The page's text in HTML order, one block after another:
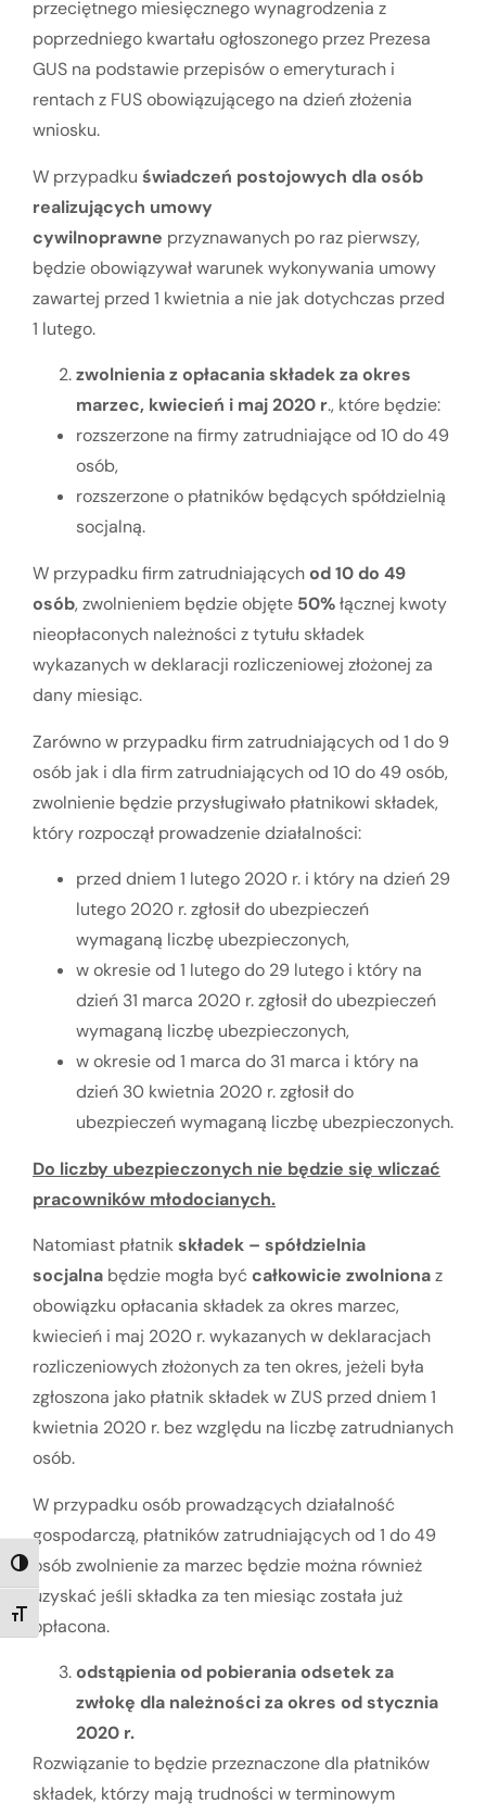
TOGGLE HIGH CONTRAST
TOGGLE FONT SIZE
przeciętnego miesięcznego wynagrodzenia z
poprzedniego kwartału ogłoszonego przez Prezesa
GUS na podstawie przepisów o emeryturach i
rentach z FUS obowiązującego na dzień złożenia
wniosku.
W przypadku świadczeń postojowych dla osób
realizujących umowy
cywilnoprawne przyznawanych po raz pierwszy,
będzie obowiązywał warunek wykonywania umowy
zawartej przed 1 kwietnia a nie jak dotychczas przed
1 lutego.
zwolnienia z opłacania składek za okres
marzec, kwiecień i maj 2020 r., które będzie:
rozszerzone na firmy zatrudniające od 10 do 49
osób,
rozszerzone o płatników będących spółdzielnią
socjalną.
W przypadku firm zatrudniających od 10 do 49
osób, zwolnieniem będzie objęte 50%łącznej kwoty
nieopłaconych należności z tytułu składek
wykazanych w deklaracji rozliczeniowej złożonej za
dany miesiąc.
Zarówno w przypadku firm zatrudniających od 1 do 9
osób jak i dla firm zatrudniających od 10 do 49 osób,
zwolnienie będzie przysługiwało płatnikowi składek,
który rozpoczął prowadzenie działalności:
przed dniem 1 lutego 2020 r. i który na dzień 29
lutego 2020 r. zgłosił do ubezpieczeń
wymaganą liczbę ubezpieczonych,
w okresie od 1 lutego do 29 lutego i który na
dzień 31 marca 2020 r. zgłosił do ubezpieczeń
wymaganą liczbę ubezpieczonych,
w okresie od 1 marca do 31 marca i który na
dzień 30 kwietnia 2020 r. zgłosił do
ubezpieczeń wymaganą liczbę ubezpieczonych.
Do liczby ubezpieczonych nie będzie się wliczać
pracowników młodocianych.
Natomiast płatnikskładek – spółdzielnia
socjalna będzie mogła być całkowicie zwolnionaz
obowiązku opłacania składek za okres marzec,
kwiecień i maj 2020 r. wykazanych w deklaracjach
rozliczeniowych złożonych za ten okres, jeżeli była
zgłoszona jako płatnik składek w ZUS przed dniem 1
kwietnia 2020 r. bez względu na liczbę zatrudnianych
osób.
W przypadku osób prowadzących działalność
gospodarczą, płatników zatrudniających od 1 do 49
osób zwolnienie za marzec będzie można również
uzyskać jeśli składka za ten miesiąc została już
opłacona.
odstąpienia od pobierania odsetek za
zwłokę dla należności za okres od stycznia
2020 r.
Rozwiązanie to będzie przeznaczone dla płatników
składek, którzy mają trudności w terminowym